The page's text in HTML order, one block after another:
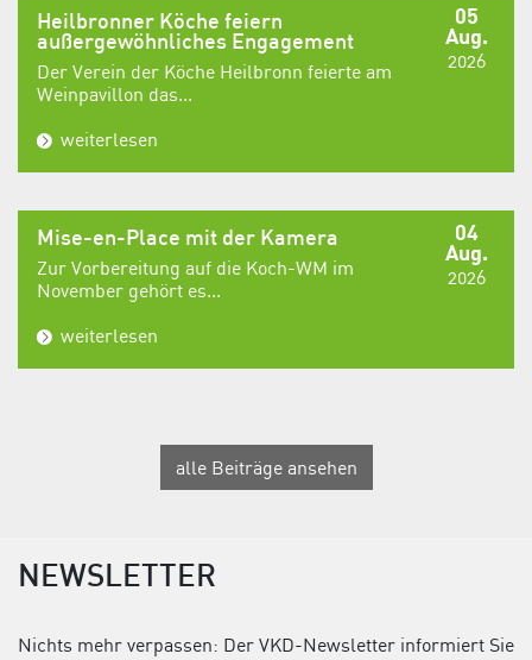
05
Aug.
2026
Heilbronner Köche feiern
außergewöhnliches Engagement
Der Verein der Köche Heilbronn feierte am
Weinpavillon das...
weiterlesen
04
Aug.
2026
Mise-en-Place mit der Kamera
Zur Vorbereitung auf die Koch-WM im
November gehört es...
weiterlesen
alle Beiträge ansehen
NEWSLETTER
Nichts mehr verpassen: Der VKD-Newsletter informiert Sie